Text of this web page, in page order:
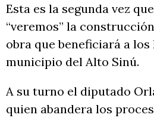
Esta es la segunda vez
“veremos” la
obra que beneficiará a
municipio del Alto Sinú.
A su turno el diputado
quien abandera los